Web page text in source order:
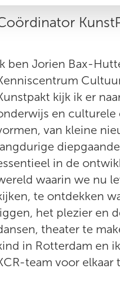
ben Jorien Bax-
kijk ik er
en culturele
van kleine
in de
waarin we nu
te ontdekken
het plezier en
theater te
in Rotterdam en
team voor elkaar